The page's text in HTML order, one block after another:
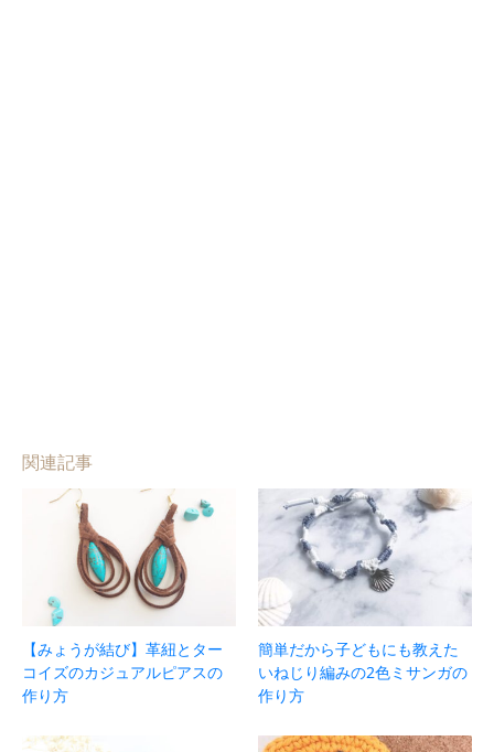
関連記事
【みょうが結び】革紐とター
コイズのカジュアルピアスの
作り方
簡単だから子どもにも教えた
いねじり編みの2色ミサンガの
作り方